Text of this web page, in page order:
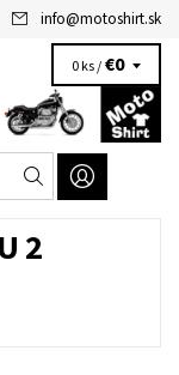
info@motoshirt.sk
0 ks /€0
2